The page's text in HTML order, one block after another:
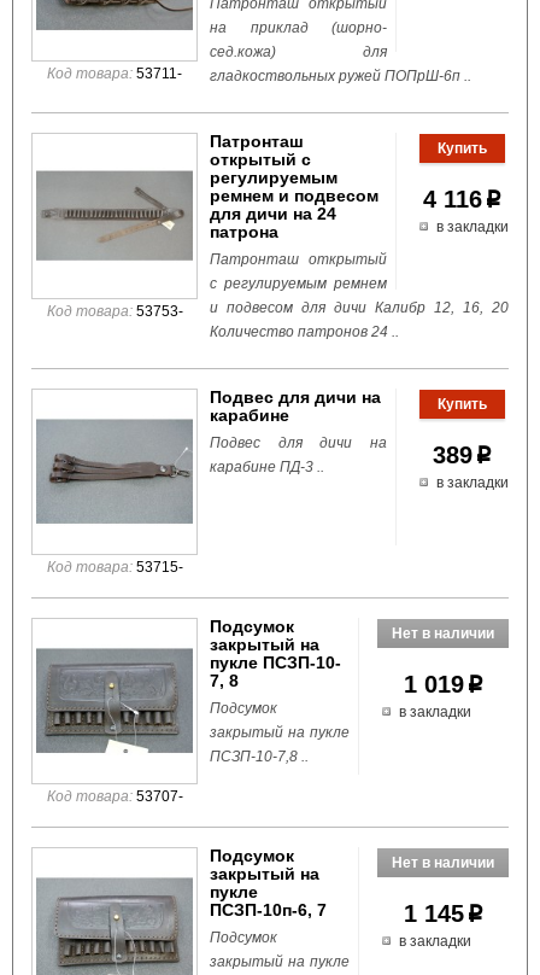
Код товара: 53711-
Патронташ открытый
на приклад (шорно-
сед.кожа) для
гладкоствольных ружей ПОПрШ-6п ..
4 116p
в закладки
Код товара: 53753-
Патронташ
открытый с
регулируемым
ремнем и подвесом
для дичи на 24
патрона
Патронташ открытый
с регулируемым ремнем
и подвесом для дичи Калибр 12, 16, 20
Количество патронов 24 ..
389p
в закладки
Код товара: 53715-
Подвес для дичи на
карабине
Подвес для дичи на
карабине ПД-3 ..
1 019p
в закладки
Код товара: 53707-
Подсумок
закрытый на
пукле ПСЗП-10-
7, 8
Подсумок
закрытый на пукле
ПСЗП-10-7,8 ..
1 145p
в закладки
Подсумок
закрытый на
пукле
ПСЗП-10п-6, 7
Подсумок
закрытый на пукле